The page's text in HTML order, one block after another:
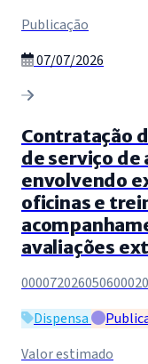
Publicação
07/07/2026
Contratação
de serviço de
envolvendo
oficinas e
avaliações
Dispensa
Valor estimado